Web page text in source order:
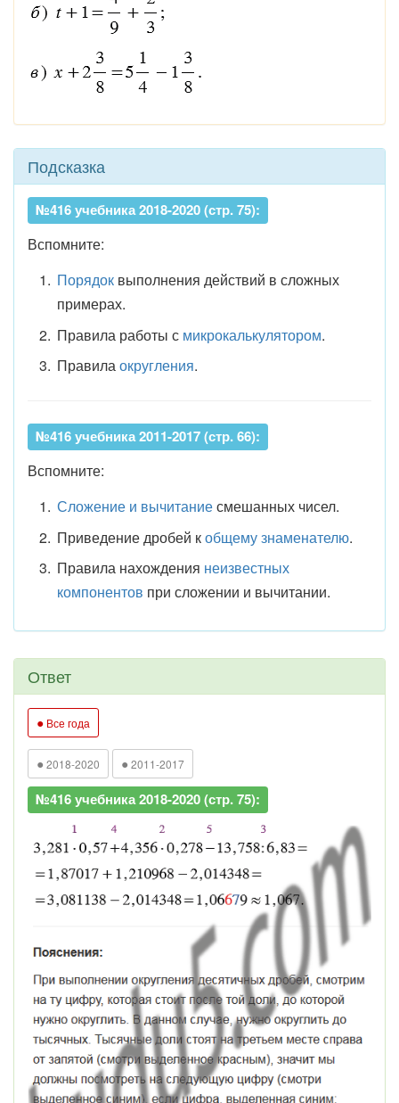
Подсказка
№416 учебника 2018-2020 (стр. 75):
Вспомните:
Порядоквыполнения действий в сложных
примерах.
Правила работы с микрокалькулятором.
Правилаокругления.
№416 учебника 2011-2017 (стр. 66):
Вспомните:
Сложение и вычитаниесмешанных чисел.
Приведение дробей кобщему знаменателю.
Правила нахождения неизвестных
компонентов при сложении и вычитании.
Ответ
● Все года
● 2018-2020 ● 2011-2017
№416 учебника 2018-2020 (стр. 75):